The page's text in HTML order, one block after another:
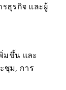
ธุรกิจ และผู้
มขึ้น และ
ชุม, การ